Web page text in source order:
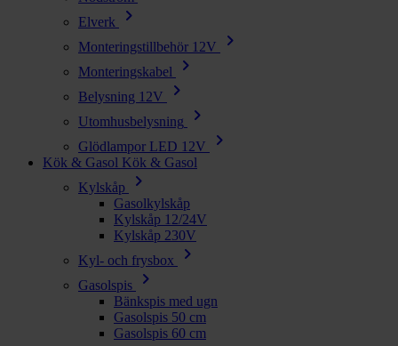
Elverk chevron_right
Monteringstillbehör 12V chevron_right
Monteringskabel chevron_right
Belysning 12V chevron_right
Utomhusbelysning chevron_right
Glödlampor LED 12V chevron_right
Kök & Gasol Kök & Gasol
Kylskåp
chevron_right
Gasolkylskåp
Kylskåp 12/24V
Kylskåp 230V
Kyl- och frysbox
chevron_right
Gasolspis chevron_right
Bänkspis med ugn
Gasolspis 50 cm
Gasolspis 60 cm